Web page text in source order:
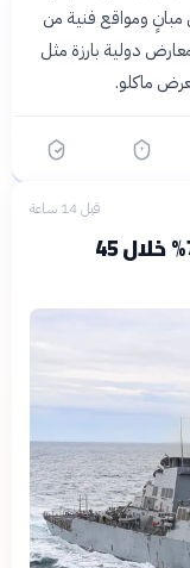
دخول مبانٍ ومواقع فنية من
دولية بارزة مثل
ماكلو.
قبل 14 ساعة
الهوايات تخفض الكورتيزول بـ 75% خلال 45